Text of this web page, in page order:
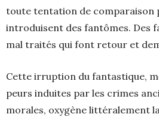
toute tentation de comparaison
introduisent des fantômes. Des
mal traités qui font retour et
Cette irruption du fantastique,
peurs induites par les crimes
morales, oxygène littéralement